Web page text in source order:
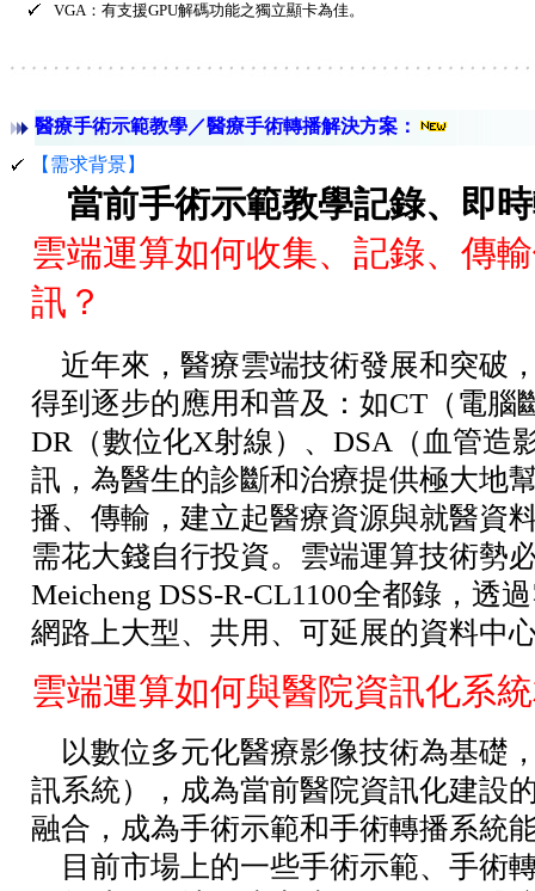
VGA：有支援GPU解碼功能之獨立顯卡為佳。
醫療手術示範教學／醫療手術轉播解決方案：
【需求背景】
當前手術示範教學記錄、即
雲端運算如何收集、記錄、傳
訊？
近年來，醫療雲端技術發展和突破
得到逐步的應用和普及：如CT（電腦
DR（數位化X射線）、DSA（血管造
訊，為醫生的診斷和治療提供極大地
播、傳輸，建立起醫療資源與就醫資
需花大錢自行投資。雲端運算技術勢
Meicheng DSS-R-CL1100全都錄，透
網路上大型、共用、可延展的資料中
雲端運算如何與醫院資訊化系
以數位多元化醫療影像技術為基礎
訊系統），成為當前醫院資訊化建設
融合，成為手術示範和手術轉播系統
目前市場上的一些手術示範、手術